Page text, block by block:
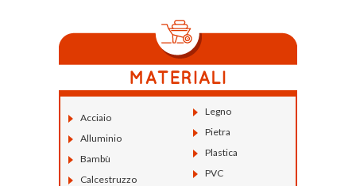
Acciaio
Alluminio
Bambù
Calcestruzzo
Legno
Pietra
Plastica
PVC